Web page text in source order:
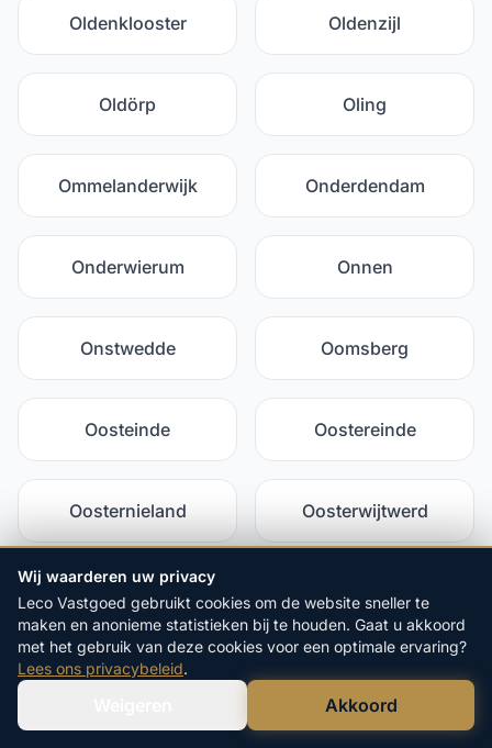
Oldenklooster Oldenzijl
Oldörp Oling
Ommelanderwijk Onderdendam
Onderwierum Onnen
Onstwedde Oomsberg
Oosteinde Oostereinde
Oosternieland Oosterwijtwerd
Oosterzand Oostindië
Oostum Oostwold
Bel Ons Direct
Wij waarderen uw privacy
Leco Vastgoed gebruikt cookies om de website sneller te
maken en anonieme statistieken bij te houden. Gaat u akkoord
met het gebruik van deze cookies voor een optimale ervaring?
Lees ons privacybeleid.
Akkoord